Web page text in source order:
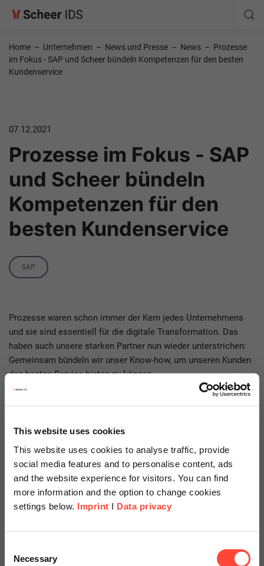
This website uses cookies
This website uses cookies to analyse traffic, provide
social media features and to personalise content, ads
and the website experience for visitors. You can find
more information and the option to change cookies
settings below. Imprint I Data privacy
Selection
Necessary
Home – Unternehmen – News und Presse – News – Prozesse
im Fokus - SAP und Scheer bündeln Kompetenzen für den besten
Kundenservice
07.12.2021
Prozesse im Fokus - SAP
und Scheer bündeln
Kompetenzen für den
besten Kundenservice
Category
SAP
Prozesse waren schon immer der Kern jedes Unternehmens
und sie sind essentiell für die digitale Transformation. Das
haben auch unsere starken Partner nun wieder unterstrichen:
Gemeinsam bündeln wir unser Know-how, um unseren Kunden
den besten Service bieten zu können.
Peter M. Färbinger vom Sprachrohr der SAP-Community, dem
Artikel im E-3 Magazin lesen